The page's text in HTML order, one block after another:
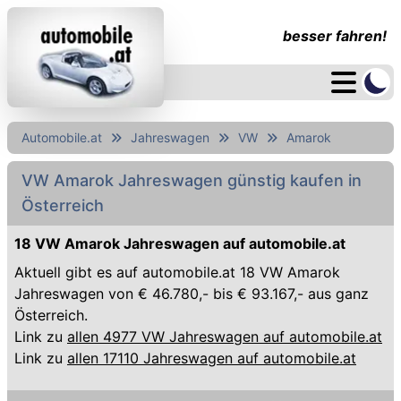
besser fahren!
Automobile.at Jahreswagen VW Amarok
VW Amarok Jahreswagen günstig kaufen in
Österreich
18 VW Amarok Jahreswagen auf automobile.at
Aktuell gibt es auf automobile.at 18 VW Amarok
Jahreswagen von € 46.780,- bis € 93.167,- aus ganz
Österreich.
Link zu allen 4977 VW Jahreswagen auf automobile.at
Link zu allen 17110 Jahreswagen auf automobile.at